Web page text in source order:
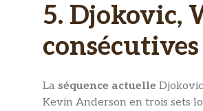
5. Djokovic,
consécutives
La séquence actuelle
Kevin Anderson en trois sets